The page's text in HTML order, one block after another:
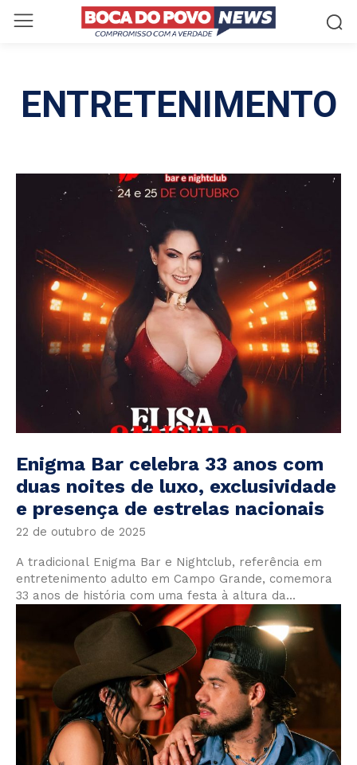
ENTRETENIMENTO
Enigma Bar celebra 33 anos com
duas noites de luxo, exclusividade
e presença de estrelas nacionais
22 de outubro de 2025
A tradicional Enigma Bar e Nightclub, referência em
entretenimento adulto em Campo Grande, comemora
33 anos de história com uma festa à altura da...